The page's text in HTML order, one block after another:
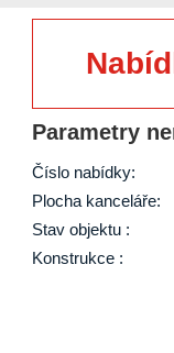
Parametry
Číslo nabídky:
Plocha kanceláře:
Stav objektu :
Konstrukce :